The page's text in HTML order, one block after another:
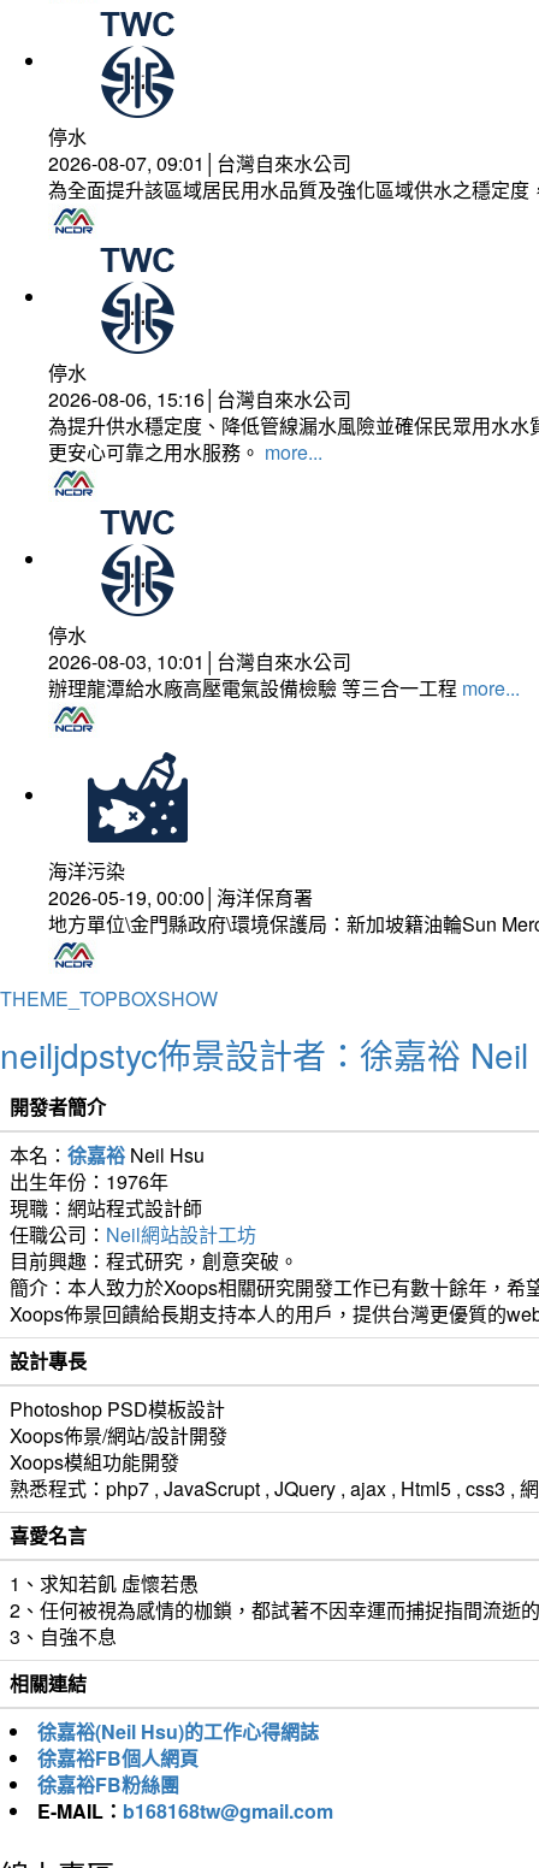
停水
2026-08-07, 09:01│台灣自來水公司
為全面提升該區域居民用水品質及強化區域供水之穩定
停水
2026-08-06, 15:16│台灣自來水公司
為提升供水穩定度、降低管線漏水風險並確保民眾用水
更安心可靠之用水服務。 more...
停水
2026-08-03, 10:01│台灣自來水公司
辦理龍潭給水廠高壓電氣設備檢驗 等三合一工程 more...
海洋污染
2026-05-19, 00:00│海洋保育署
地方單位\金門縣政府\環境保護局：新加坡籍油輪Sun
THEME_TOPBOXSHOW
neiljdpstyc佈景設計者：徐嘉裕
開發者簡介
本名： 徐嘉裕 Neil Hsu
出生年份：1976年
現職：網站程式設計師
任職公司： Neil網站設計工坊
目前興趣：程式研究，創意突破。
簡介：本人致力於Xoops相關研究開發工作已有數十餘年，
Xoops佈景回饋給長期支持本人的用戶，提供台灣更優質的
設計專長
Photoshop PSD模板設計
Xoops佈景/網站/設計開發
Xoops模組功能開發
熟悉程式：php7 , JavaScrupt , JQuery , ajax , Html5 , css3 ,
喜愛名言
1、求知若飢 虛懷若愚
2、任何被視為感情的枷鎖，都試著不因幸運而捕捉指間流逝
3、自強不息
相關連結
徐嘉裕(Neil Hsu)的工作心得網誌
徐嘉裕FB個人網頁
徐嘉裕FB粉絲團
E-MAIL： b168168tw@gmail.com